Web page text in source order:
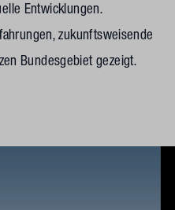
Entwicklungen.
zukunftsweisende
Bundesgebiet gezeigt.